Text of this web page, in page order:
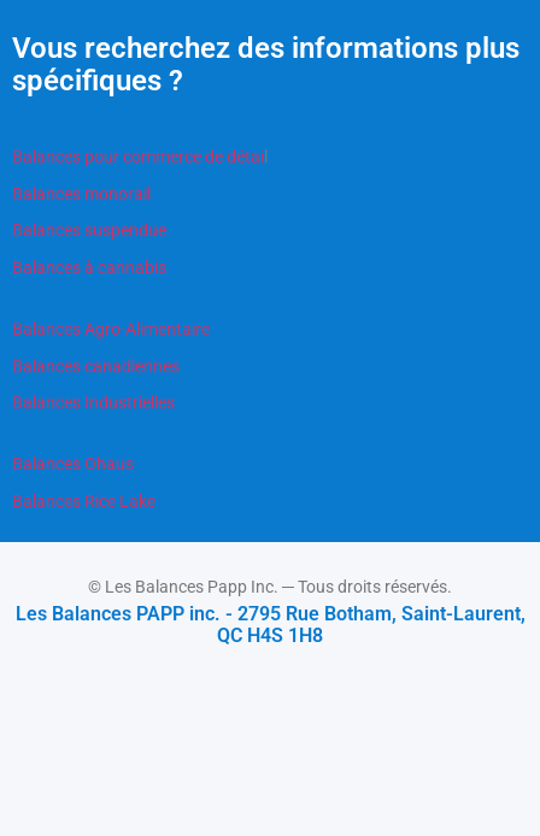
Vous recherchez des informations plus
spécifiques ?
Balances pour commerce de détai
Balances monorail
Balances suspendue
Balances à cannabis
Balances Agro-Alimentaire
Balances canadiennes
Balances Industrielles
Balances Ohaus
Balances Rice Lake
© Les Balances Papp Inc. ─ Tous droits réservés.
Les Balances PAPP inc. - 2795 Rue Botham, Saint-Laurent,
QC H4S 1H8